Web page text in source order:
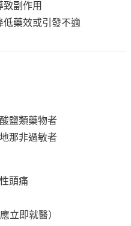
致副作用
低藥效或引發不適
鹽類藥物者
那非過敏者
頭痛
立即就醫）